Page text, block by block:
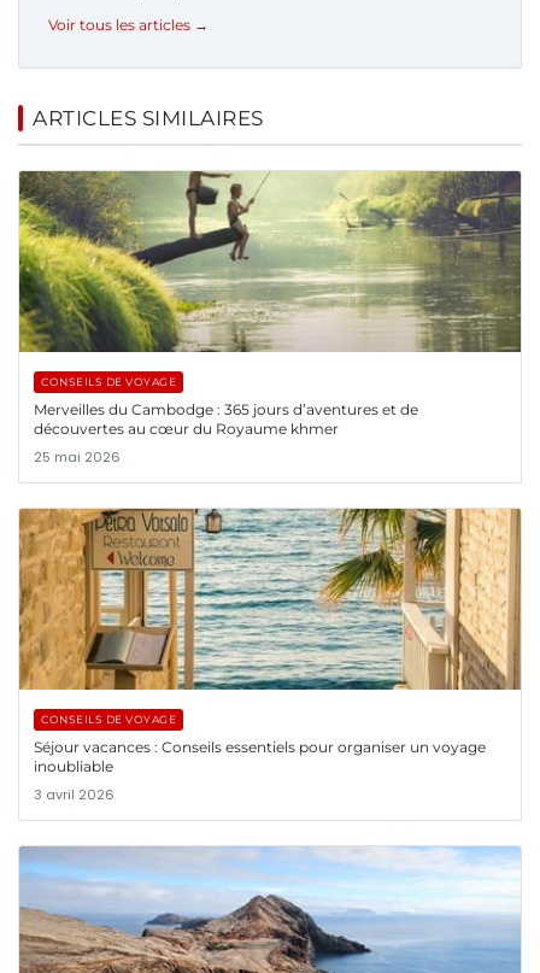
Voir tous les articles →
ARTICLES SIMILAIRES
CONSEILS DE VOYAGE
Merveilles du Cambodge : 365 jours d’aventures et de
découvertes au cœur du Royaume khmer
25 mai 2026
CONSEILS DE VOYAGE
Séjour vacances : Conseils essentiels pour organiser un voyage
inoubliable
3 avril 2026